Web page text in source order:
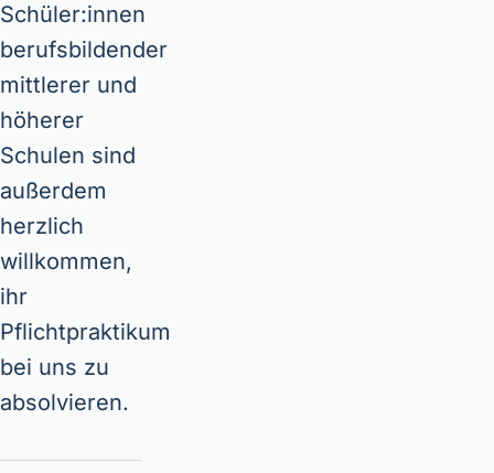
Schüler:innen
berufsbildender
mittlerer und
höherer
Schulen sind
außerdem
herzlich
willkommen,
ihr
Pflichtpraktikum
bei uns zu
absolvieren.